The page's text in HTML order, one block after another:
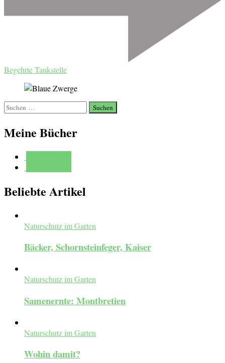
Begehrte Tankstelle
Suchen
nach:
Meine Bücher
Beliebte Artikel
Naturschutz im Garten
Bäcker, Schornsteinfeger, Kaiser
Naturschutz im Garten
Samenernte: Montbretien
Naturschutz im Garten
Wohin damit?